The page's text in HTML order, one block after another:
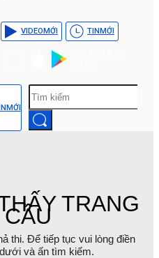
VIDEOMỚI TINMỚI
MỚI
TRANG
thi. Để tiếp tục vui lòng điền
và ấn tìm kiếm.